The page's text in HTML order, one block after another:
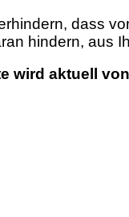
dass
hindern, aus
wird aktuell